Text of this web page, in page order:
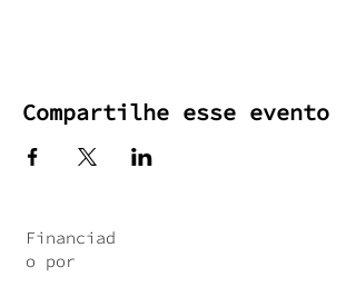
Compartilhe esse evento
Financiad
o por